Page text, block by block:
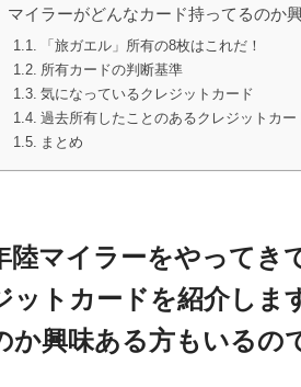
マイラーがどんなカード持ってるのか
「旅ガエル」所有の8枚はこれだ！
所有カードの判断基準
気になっているクレジットカード
過去所有したことのあるクレジットカー
まとめ
陸マイラーをやってき
ットカードを紹介しま
か興味ある方もいるの